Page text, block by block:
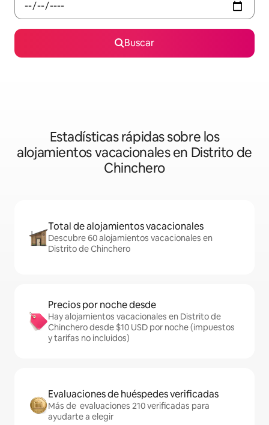
Buscar
Estadísticas rápidas sobre los
alojamientos vacacionales en Distrito de
Chinchero
Total de alojamientos vacacionales
Descubre 60 alojamientos vacacionales en
Distrito de Chinchero
Precios por noche desde
Hay alojamientos vacacionales en Distrito de
Chinchero desde $10 USD por noche (impuestos
y tarifas no incluidos)
Evaluaciones de huéspedes verificadas
Más de evaluaciones 210 verificadas para
ayudarte a elegir